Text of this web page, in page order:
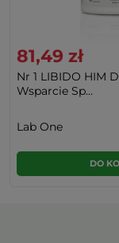
81,49 zł
Nr 1 LIBIDO HIM
Wsparcie Sp...
Lab One
DO